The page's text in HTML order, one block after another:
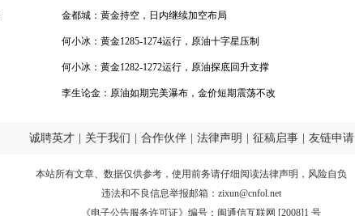
（视频）
金都城：黄金持空，日内继续加空布局
何小冰：黄金1285-1274运行，原油十字星压制
何小冰：黄金1282-1272运行，原油探底回升支撑
李生论金：原油如期完美瀑布，金价短期震荡不改
诚聘英才 关于我们 合作伙伴 法律声明 征稿启事 友链申请
本站所有文章、数据仅供参考，使用前务请仔细阅读法律声明 ，风险自负
违法和不良信息举报邮箱： zixun@cnfol.net
《电子公告服务许可证》编号：闽通信互联网 [2008]1 号